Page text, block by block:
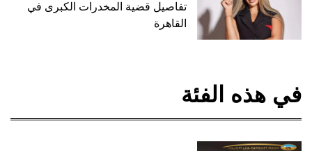
تفاصيل قضية المخدرات الكبرى في
القاهرة
في هذه الفئة